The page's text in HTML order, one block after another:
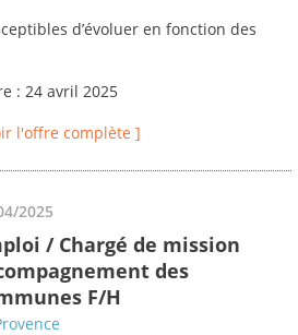
d’évoluer en fonction des
: 24 avril 2025
l'offre complète ]
2025
/ Chargé de mission
des
F/H